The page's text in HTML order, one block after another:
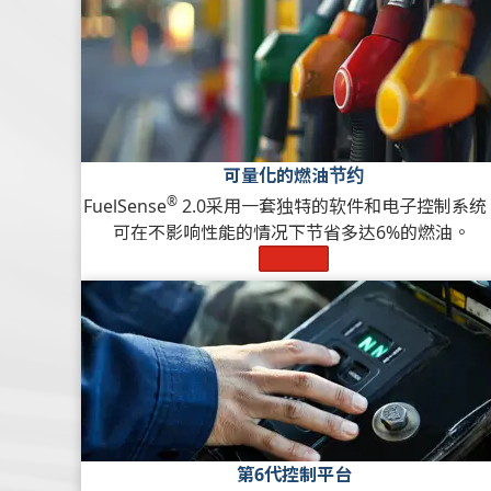
可量化的燃油节约
FuelSense® 2.0采用一套独特的软件和电子控制系统
可在不影响性能的情况下节省多达6%的燃油。
第6代控制平台